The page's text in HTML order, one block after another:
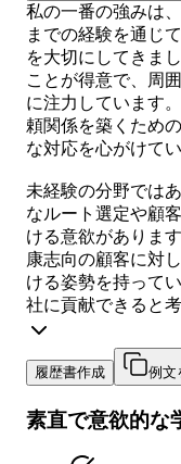
私の一番の強みは
までの経験を通じ
を大切にしてきま
ことが得意で、周
に注力しています
頼関係を築くため
な対応を心がけてい
未経験の分野では
なルート選定や顧
ける意欲がありま
康志向の顧客に対
ける姿勢を持って
社に貢献できると
履歴書作成 例文
素直で意欲的な